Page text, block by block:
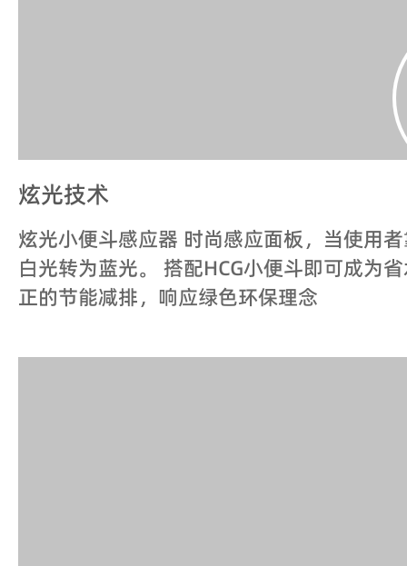
炫光技术
炫光小便斗感应器 时尚感应面板，当使用
白光转为蓝光。 搭配HCG小便斗即可成为
正的节能减排，响应绿色环保理念